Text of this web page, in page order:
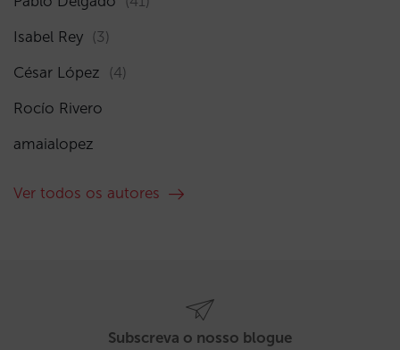
Isabel Rey (3)
César López (4)
Rocío Rivero
amaialopez
Ver todos os autores
Subscreva o nosso blogue